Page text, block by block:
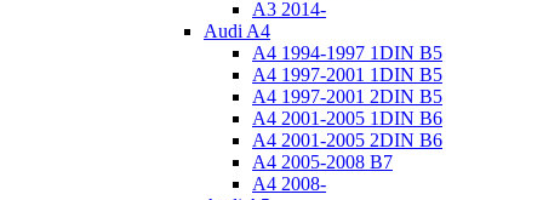
A3 2014-
Audi A4
A4 1994-1997 1DIN B5
A4 1997-2001 1DIN B5
A4 1997-2001 2DIN B5
A4 2001-2005 1DIN B6
A4 2001-2005 2DIN B6
A4 2005-2008 B7
A4 2008-